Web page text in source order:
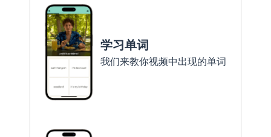
学习单词
我们来教你视频中出现的单词